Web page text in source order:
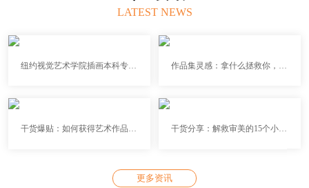
LATEST NEWS
纽约视觉艺术学院插画本科专业详解 作品集灵感：拿什么拯救你，我的缪斯！
干货爆贴：如何获得艺术作品集创作灵感？ 干货分享：解救审美的15个小众艺术网站！
更多资讯